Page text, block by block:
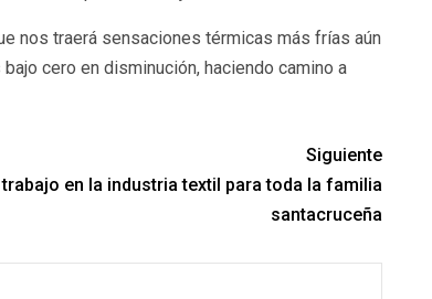
nos traerá sensaciones térmicas más frías aún
cero en disminución, haciendo camino a
Siguiente
en la industria textil para toda la familia
santacruceña